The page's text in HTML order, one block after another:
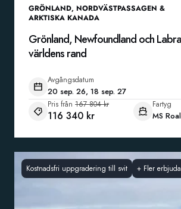
GRÖNLAND, NORDVÄSTPASSAGEN &
ARKTISKA KANADA
Grönland, Newfoundland och
världens rand
Avgångsdatum
20 sep. 26, 18 sep. 27
Pris från 167 804 kr
116 340 kr
Fartyg
MS
Kostnadsfri uppgradering till svit + Fler